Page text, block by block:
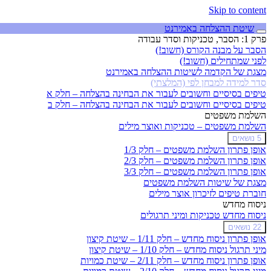
Skip to content
שיטת ההצלחה באמירנט
פרק 1: הסבר, טכניקות וסדר עבודה
הסבר על מבנה הקורס (חשוב!)
לפני שמתחילים (חשוב!)
מצגת של הקדמה לשיטות ההצלחה באמירנט
סדר למידה למבחן לפי (המלצתי)
טיפים בסיסיים וחשובים לעבור את הבחינה בהצלחה – חלק א
טיפים בסיסיים וחשובים לעבור את הבחינה בהצלחה – חלק ב
השלמת משפטים
השלמת משפטים – טכניקות ואוצר מילים
הרחב
השלמת
משפטים
–
טכניקות
ואוצר
מילים
5 נושאים
אופן פתרון השלמת משפטים – חלק 1/3
אופן פתרון השלמת משפטים – חלק 2/3
אופן פתרון השלמת משפטים – חלק 3/3
מצגת של שיטות השלמת משפטים
חוברת טיפים לזיכרון אוצר מילים
ניסוח מחדש
ניסוח מחדש טכניקות ומיני תרגולים
הרחב
ניסוח
מחדש
טכניקות
ומיני
תרגולים
22 נושאים
אופן פתרון ניסוח מחדש – חלק 1/11 – שיטת קיצון
מיני תרגול ניסוח מחדש – חלק 1/10 – שיטת קיצון
אופן פתרון ניסוח מחדש – חלק 2/11 – שיטת כמויות